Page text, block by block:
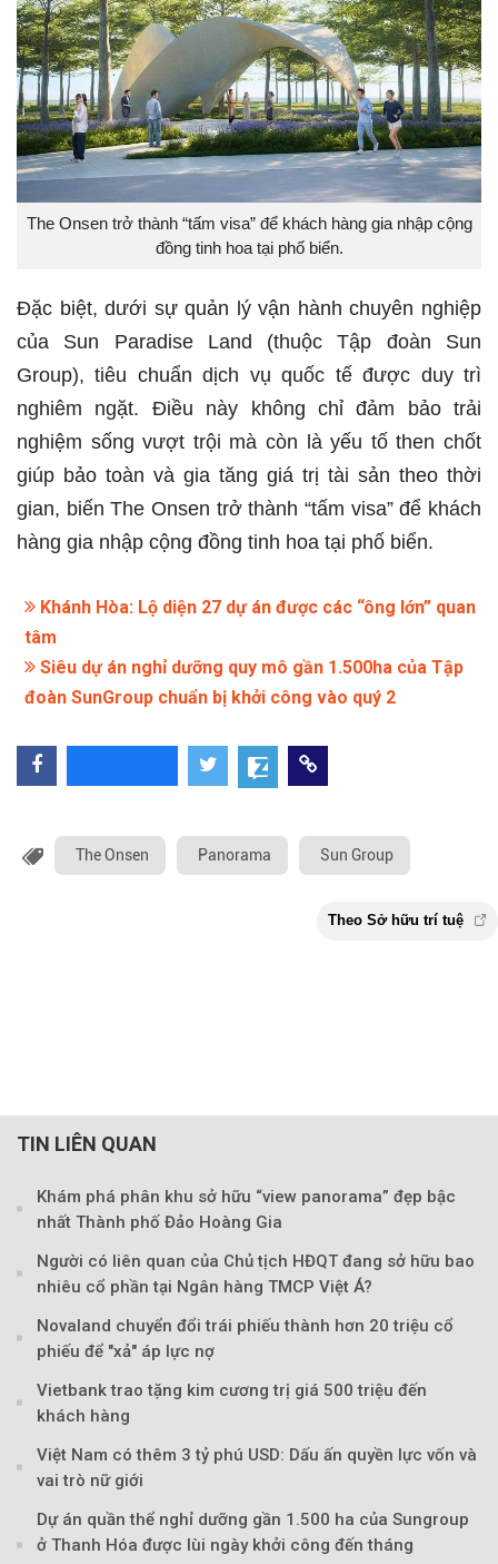
The Onsen trở thành “tấm visa” để khách hàng gia nhập cộng
đồng tinh hoa tại phố biển.
Đặc biệt, dưới sự quản lý vận hành chuyên nghiệp
của Sun Paradise Land (thuộc Tập đoàn Sun
Group), tiêu chuẩn dịch vụ quốc tế được duy trì
nghiêm ngặt. Điều này không chỉ đảm bảo trải
nghiệm sống vượt trội mà còn là yếu tố then chốt
giúp bảo toàn và gia tăng giá trị tài sản theo thời
gian, biến The Onsen trở thành “tấm visa” để khách
hàng gia nhập cộng đồng tinh hoa tại phố biển.
Khánh Hòa: Lộ diện 27 dự án được các “ông lớn” quan
tâm
Siêu dự án nghỉ dưỡng quy mô gần 1.500ha của Tập
đoàn SunGroup chuẩn bị khởi công vào quý 2
The Onsen Panorama Sun Group
TIN LIÊN QUAN
Khám phá phân khu sở hữu “view panorama” đẹp bậc
nhất Thành phố Đảo Hoàng Gia
Người có liên quan của Chủ tịch HĐQT đang sở hữu bao
nhiêu cổ phần tại Ngân hàng TMCP Việt Á?
Novaland chuyển đổi trái phiếu thành hơn 20 triệu cổ
phiếu để "xả" áp lực nợ
Vietbank trao tặng kim cương trị giá 500 triệu đến
khách hàng
Việt Nam có thêm 3 tỷ phú USD: Dấu ấn quyền lực vốn và
vai trò nữ giới
Dự án quần thể nghỉ dưỡng gần 1.500 ha của Sungroup
ở Thanh Hóa được lùi ngày khởi công đến tháng